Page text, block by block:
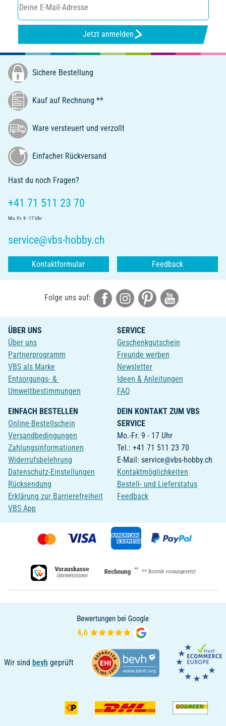
Jetzt anmelden
Sichere Bestellung
Kauf auf Rechnung **
Ware versteuert und verzollt
Einfacher Rückversand
Hast du noch Fragen?
+41 71 511 23 70
Mo.-Fr. 9 - 17 Uhr
service@vbs-hobby.ch
Kontaktformular Feedback
Folge uns auf:
ÜBER UNS
Über uns
Partnerprogramm
VBS als Marke
Entsorgungs- &
Umweltbestimmungen
SERVICE
Geschenkgutschein
Freunde werben
Newsletter
Ideen & Anleitungen
FAQ
EINFACH BESTELLEN
Online-Bestellschein
Versandbedingungen
Zahlungsinformationen
Widerrufsbelehrung
Datenschutz-Einstellungen
Rücksendung
Erklärung zur Barrierefreiheit
VBS App
DEIN KONTAKT ZUM VBS
SERVICE
Mo.-Fr. 9 - 17 Uhr
Tel.: +41 71 511 23 70
E-Mail: service@vbs-hobby.ch
Kontaktmöglichkeiten
Bestell- und Lieferstatus
Feedback
** ** Bonität vorausgesetzt
Wir sind bevh geprüft